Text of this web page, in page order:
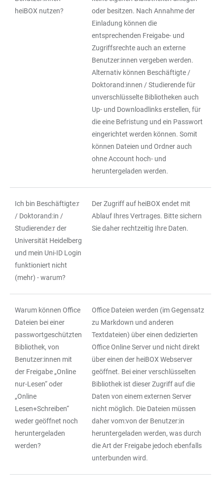
heiBOX nutzen?
oder besitzen. Nach Annahme der
Einladung können die
entsprechenden Freigabe- und
Zugriffsrechte auch an externe
Benutzer:innen vergeben werden.
Alternativ können Beschäftigte /
Doktorand:innen / Studierende für
unverschlüsselte Bibliotheken auch
Up- und Downloadlinks erstellen, für
die eine Befristung und ein Passwort
eingerichtet werden können. Somit
können Dateien und Ordner auch
ohne Account hoch- und
heruntergeladen werden.
Ich bin Beschäftigte:r
/ Doktorand:in /
Studierende:r der
Universität Heidelberg
und mein Uni-ID Login
funktioniert nicht
(mehr) - warum?
Der Zugriff auf heiBOX endet mit
Ablauf Ihres Vertrages. Bitte sichern
Sie daher rechtzeitig Ihre Daten.
Warum können Office
Dateien bei einer
passwortgeschützten
Bibliothek, von
Benutzer:innen mit
der Freigabe „Online
nur-Lesen“ oder
„Online
Lesen+Schreiben“
weder geöffnet noch
heruntergeladen
werden?
Office Dateien werden (im Gegensatz
zu Markdown und anderen
Textdateien) über einen dedizierten
Office Online Server und nicht direkt
über einen der heiBOX Webserver
geöffnet. Bei einer verschlüsselten
Bibliothek ist dieser Zugriff auf die
Daten von einem externen Server
nicht möglich. Die Dateien müssen
daher vom:von der Benutzer:in
heruntergeladen werden, was durch
die Art der Freigabe jedoch ebenfalls
unterbunden wird.